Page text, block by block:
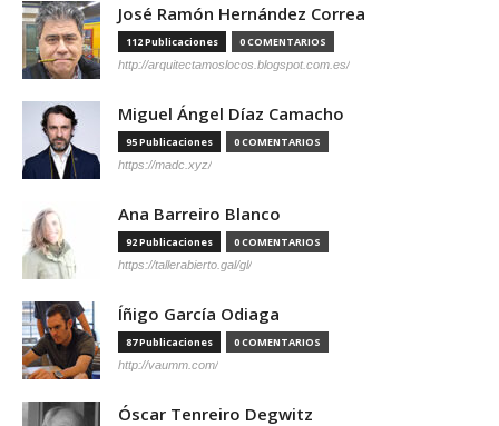
José Ramón Hernández Correa
112 Publicaciones 0 COMENTARIOS
http://arquitectamoslocos.blogspot.com.es/
Miguel Ángel Díaz Camacho
95 Publicaciones 0 COMENTARIOS
https://madc.xyz/
Ana Barreiro Blanco
92 Publicaciones 0 COMENTARIOS
https://tallerabierto.gal/gl/
Íñigo García Odiaga
87 Publicaciones 0 COMENTARIOS
http://vaumm.com/
Óscar Tenreiro Degwitz